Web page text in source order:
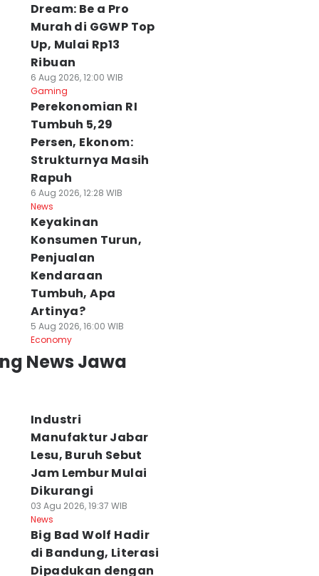
Dream: Be a Pro
Murah di GGWP Top
Up, Mulai Rp13
Ribuan
6 Aug 2026, 12:00 WIB
Gaming
Perekonomian RI
Tumbuh 5,29
Persen, Ekonom:
Strukturnya Masih
Rapuh
6 Aug 2026, 12:28 WIB
News
Keyakinan
Konsumen Turun,
Penjualan
Kendaraan
Tumbuh, Apa
Artinya?
5 Aug 2026, 16:00 WIB
Economy
News Jawa
Industri
Manufaktur Jabar
Lesu, Buruh Sebut
Jam Lembur Mulai
Dikurangi
03 Agu 2026, 19:37 WIB
News
Big Bad Wolf Hadir
di Bandung, Literasi
Dipadukan dengan